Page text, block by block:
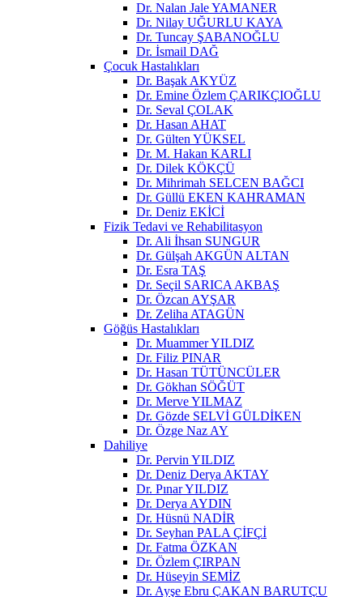
Dr. Nalan Jale YAMANER
Dr. Nilay UĞURLU KAYA
Dr. Tuncay ŞABANOĞLU
Dr. İsmail DAĞ
Çocuk Hastalıkları
Dr. Başak AKYÜZ
Dr. Emine Özlem ÇARIKÇIOĞLU
Dr. Seval ÇOLAK
Dr. Hasan AHAT
Dr. Gülten YÜKSEL
Dr. M. Hakan KARLI
Dr. Dilek KÖKÇÜ
Dr. Mihrimah SELCEN BAĞCI
Dr. Güllü EKEN KAHRAMAN
Dr. Deniz EKİCİ
Fizik Tedavi ve Rehabilitasyon
Dr. Ali İhsan SUNGUR
Dr. Gülşah AKGÜN ALTAN
Dr. Esra TAŞ
Dr. Seçil SARICA AKBAŞ
Dr. Özcan AYŞAR
Dr. Zeliha ATAGÜN
Göğüs Hastalıkları
Dr. Muammer YILDIZ
Dr. Filiz PINAR
Dr. Hasan TÜTÜNCÜLER
Dr. Gökhan SÖĞÜT
Dr. Merve YILMAZ
Dr. Gözde SELVİ GÜLDİKEN
Dr. Özge Naz AY
Dahiliye
Dr. Pervin YILDIZ
Dr. Deniz Derya AKTAY
Dr. Pınar YILDIZ
Dr. Derya AYDIN
Dr. Hüsnü NADİR
Dr. Seyhan PALA ÇİFÇİ
Dr. Fatma ÖZKAN
Dr. Özlem ÇIRPAN
Dr. Hüseyin SEMİZ
Dr. Ayşe Ebru ÇAKAN BARUTÇU